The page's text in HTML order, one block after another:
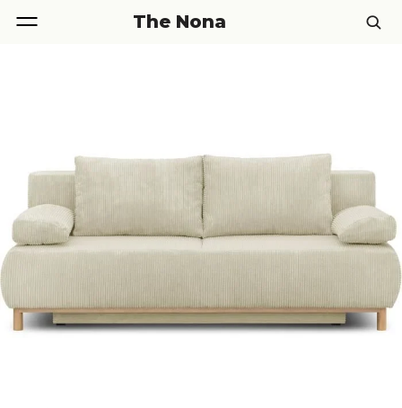
The Nona